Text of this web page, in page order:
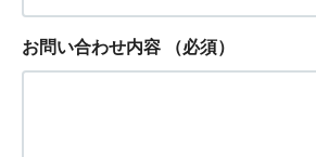
お問い合わせ内容 （必須）